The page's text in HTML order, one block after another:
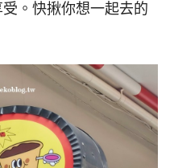
。快揪你想一起去的